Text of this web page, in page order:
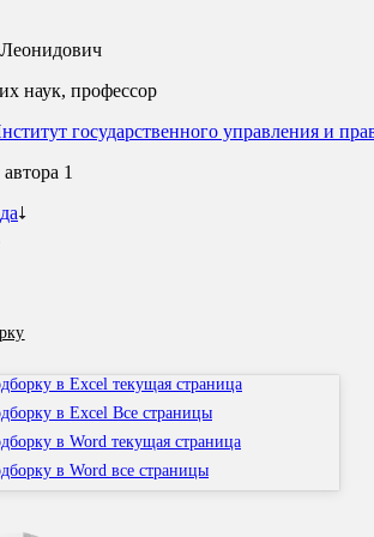
наук, профессор
государственного управления и
1
в Excel текущая страница
в Excel Все страницы
в Word текущая страница
в Word все страницы